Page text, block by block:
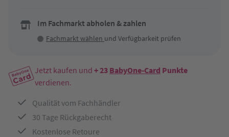
Im Fachmarkt abholen & zahlen
Fachmarkt wählen und Verfügbarkeit prüfen
Jetzt kaufen und + 23 BabyOne-Card Punkte
verdienen.
Qualität vom Fachhändler
30 Tage Rückgaberecht
Kostenlose Retoure